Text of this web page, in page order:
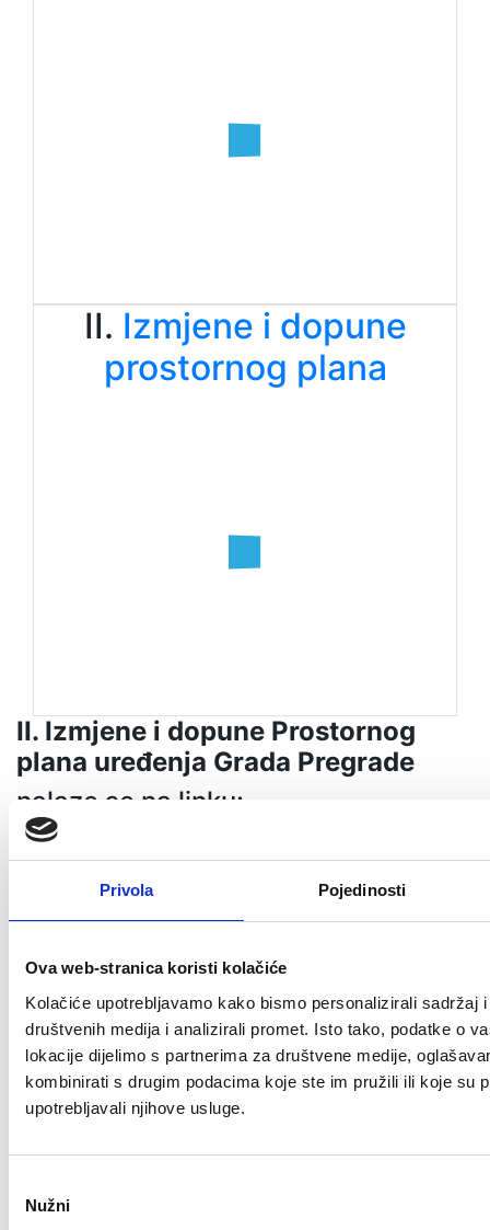
Privola Pojedinosti
Ova web-stranica koristi kolačiće
Kolačiće upotrebljavamo kako bismo personalizirali sadržaj
društvenih medija i analizirali promet. Isto tako, podatke o
lokacije dijelimo s partnerima za društvene medije,
kombinirati s drugim podacima koje ste im pružili ili koje su
upotrebljavali njihove usluge.
pristanka
Nužni
II. Izmjene i dopune
prostornog plana
II. Izmjene i dopune Prostornog
plana uređenja Grada Pregrade
nalaze se na linku:
https://1drv.ms/u/
e=QHWgEl
Prilog
Pročišćeni tekst odredbi za provedbu
Prostornog plana uređenja Grada
Pregrade
KB
Odluka o donošenju II. izmjena i dopuna
PPU Grada Pregrade (Službeni glasnik
268.41
PPU Grada Pregrade (Službeni glasnik